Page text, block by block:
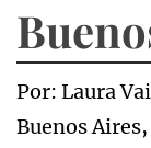
Por: Laura
Buenos